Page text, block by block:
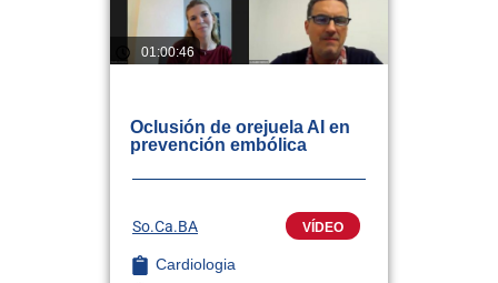
01:00:46
Oclusión de orejuela AI en
prevención embólica
So.Ca.BA VÍDEO
Cardiologia